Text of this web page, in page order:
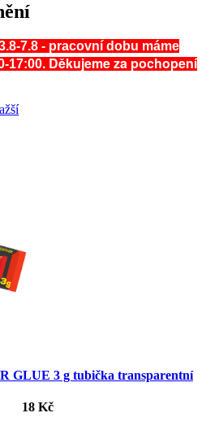
7.8 - pracovní dobu máme
17:00. Děkujeme za pochopení
GLUE 3 g tubička transparentní
18 Kč